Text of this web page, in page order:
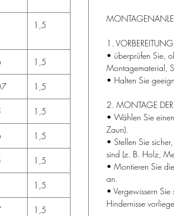
1,5
1,5
1,5
1,5
1,5
1,5
1,5
1,5
1.
• überprüfen Sie,
Montagematerial,
• Halten Sie
2. MONTAGE DER
• Wählen Sie
Zaun).
• Stellen Sie
sind (z. B. Holz,
• Montieren Sie
an.
• Vergewissern
Hindernisse